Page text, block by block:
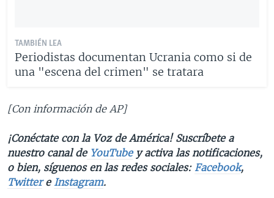
TAMBIÉN LEA
Periodistas documentan Ucrania como si de
una "escena del crimen" se tratara
[Con información de AP]
¡Conéctate con la Voz de América! Suscríbete a
nuestro canal deYouTube y activa las notificaciones,
o bien, síguenos en las redes sociales: Facebook,
Twittere Instagram.